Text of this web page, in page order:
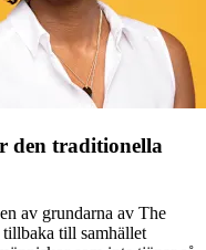
den traditionella
av grundarna av The
till samhället